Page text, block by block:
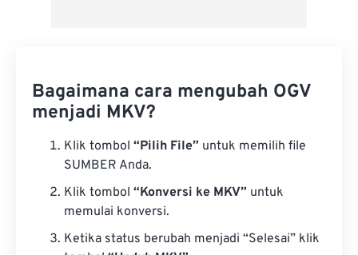
Bagaimana cara mengubah OGV
menjadi MKV?
Klik tombol “Pilih File” untuk memilih file
SUMBER Anda.
Klik tombol “Konversi ke MKV” untuk
memulai konversi.
Ketika status berubah menjadi “Selesai” klik